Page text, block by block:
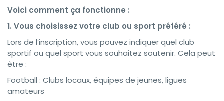
Voici comment ça fonctionne :
1. Vous choisissez votre club ou sport préféré :
Lors de l’inscription, vous pouvez indiquer quel club
sportif ou quel sport vous souhaitez soutenir. Cela peut
être :
Football : Clubs locaux, équipes de jeunes, ligues
amateurs